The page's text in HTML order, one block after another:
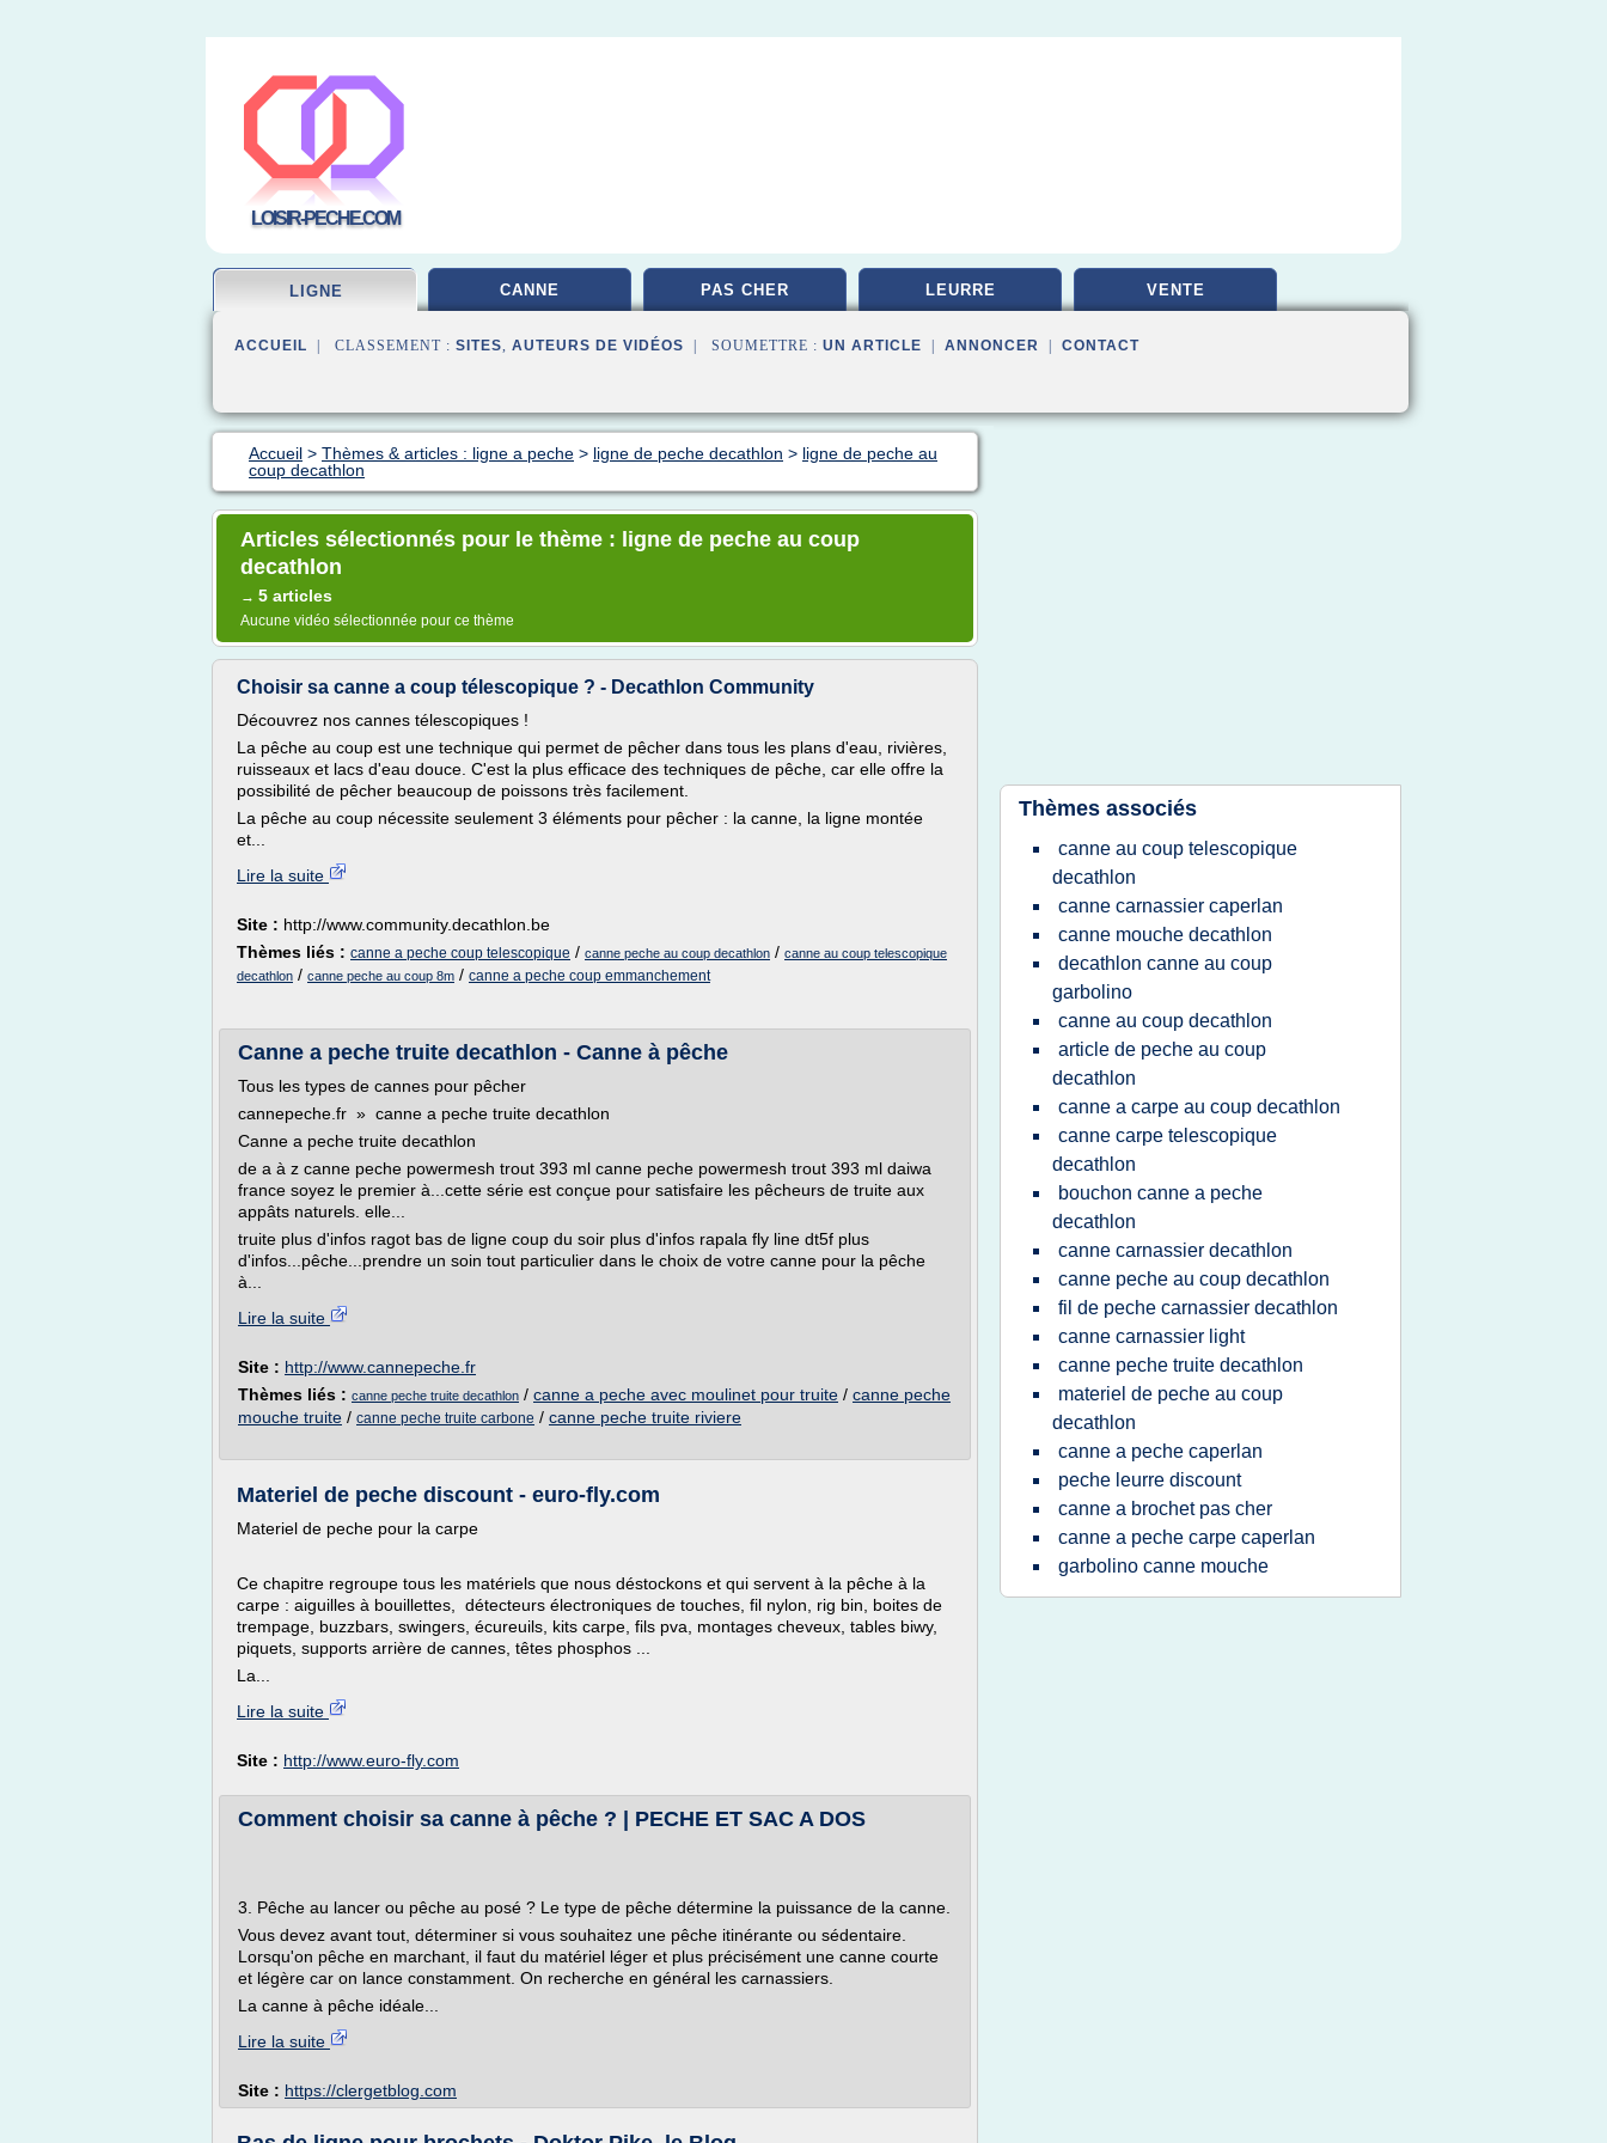
LOISIR-PECHE.COM
LIGNE CANNE PAS CHER LEURRE VENTE
ACCUEIL | CLASSEMENT : SITES, AUTEURS DE VIDÉOS | SOUMETTRE : UN ARTICLE ANNONCER CONTACT
Accueil > Thèmes & articles : ligne a peche > ligne de peche decathlon > ligne de peche au
coup decathlon
Articles sélectionnés pour le thème : ligne de peche au coup
decathlon
→ 5 articles
Aucune vidéo sélectionnée pour ce thème
Choisir sa canne a coup télescopique ? - Decathlon Community
Découvrez nos cannes télescopiques !
La pêche au coup est une technique qui permet de pêcher dans tous les plans d'eau, rivières,
ruisseaux et lacs d'eau douce. C'est la plus efficace des techniques de pêche, car elle offre la
possibilité de pêcher beaucoup de poissons très facilement.
La pêche au coup nécessite seulement 3 éléments pour pêcher : la canne, la ligne montée
et...
Lire la suite
Site : http://www.community.decathlon.be
Thèmes liés : canne a peche coup telescopique / canne peche au coup decathlon / canne au coup telescopique
decathlon / canne peche au coup 8m / canne a peche coup emmanchement
Canne a peche truite decathlon - Canne à pêche
Tous les types de cannes pour pêcher
cannepeche.fr » canne a peche truite decathlon
Canne a peche truite decathlon
de a à z canne peche powermesh trout 393 ml canne peche powermesh trout 393 ml daiwa
france soyez le premier à...cette série est conçue pour satisfaire les pêcheurs de truite aux
appâts naturels. elle...
truite plus d'infos ragot bas de ligne coup du soir plus d'infos rapala fly line dt5f plus
d'infos...pêche...prendre un soin tout particulier dans le choix de votre canne pour la pêche
à...
Lire la suite
Site : http://www.cannepeche.fr
Thèmes liés : canne peche truite decathlon / canne a peche avec moulinet pour truite / canne peche
mouche truite / canne peche truite carbone / canne peche truite riviere
Materiel de peche discount - euro-fly.com
Materiel de peche pour la carpe
Ce chapitre regroupe tous les matériels que nous déstockons et qui servent à la pêche à la
carpe : aiguilles à bouillettes, détecteurs électroniques de touches, fil nylon, rig bin, boites de
trempage, buzzbars, swingers, écureuils, kits carpe, fils pva, montages cheveux, tables biwy,
piquets, supports arrière de cannes, têtes phosphos ...
La...
Lire la suite
Site : http://www.euro-fly.com
Comment choisir sa canne à pêche ? | PECHE ET SAC A DOS
3. Pêche au lancer ou pêche au posé ? Le type de pêche détermine la puissance de la canne.
Vous devez avant tout, déterminer si vous souhaitez une pêche itinérante ou sédentaire.
Lorsqu'on pêche en marchant, il faut du matériel léger et plus précisément une canne courte
et légère car on lance constamment. On recherche en général les carnassiers.
La canne à pêche idéale...
Lire la suite
Site : https://clergetblog.com
Thèmes associés
canne au coup telescopique
decathlon
canne carnassier caperlan
canne mouche decathlon
decathlon canne au coup
garbolino
canne au coup decathlon
article de peche au coup
decathlon
canne a carpe au coup decathlon
canne carpe telescopique
decathlon
bouchon canne a peche
decathlon
canne carnassier decathlon
canne peche au coup decathlon
fil de peche carnassier decathlon
canne carnassier light
canne peche truite decathlon
materiel de peche au coup
decathlon
canne a peche caperlan
peche leurre discount
canne a brochet pas cher
canne a peche carpe caperlan
garbolino canne mouche